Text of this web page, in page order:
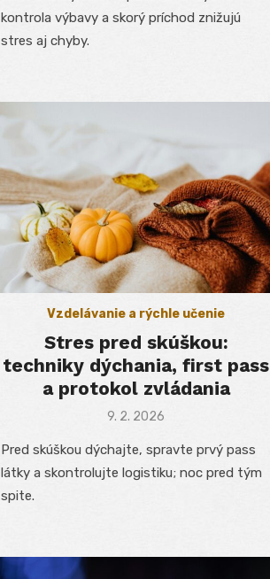
kontrola výbavy a skorý príchod znižujú
stres aj chyby.
Vzdelávanie a rýchle učenie
Stres pred skúškou:
techniky dýchania, first pass
a protokol zvládania
Posted
9. 2. 2026
Pred skúškou dýchajte, spravte prvý pass
látky a skontrolujte logistiku; noc pred tým
spite.